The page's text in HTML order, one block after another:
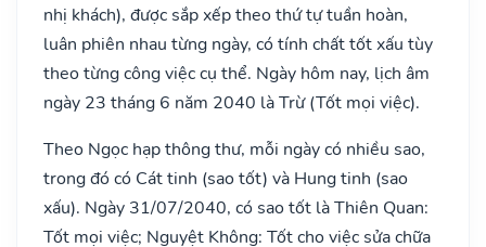
nhị khách), được sắp xếp theo thứ tự tuần hoàn,
luân phiên nhau từng ngày, có tính chất tốt xấu tùy
theo từng công việc cụ thể. Ngày hôm nay, lịch âm
ngày 23 tháng 6 năm 2040 là Trừ (Tốt mọi việc).
Theo Ngọc hạp thông thư, mỗi ngày có nhiều sao,
trong đó có Cát tinh (sao tốt) và Hung tinh (sao
xấu). Ngày 31/07/2040, có sao tốt là Thiên Quan:
Tốt mọi việc; Nguyệt Không: Tốt cho việc sửa chữa